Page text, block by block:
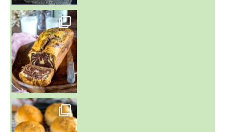
~ BUNS MAISON ~
Un peu de boulange par ici au